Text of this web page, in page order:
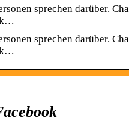
sprechen darüber.
sprechen darüber.